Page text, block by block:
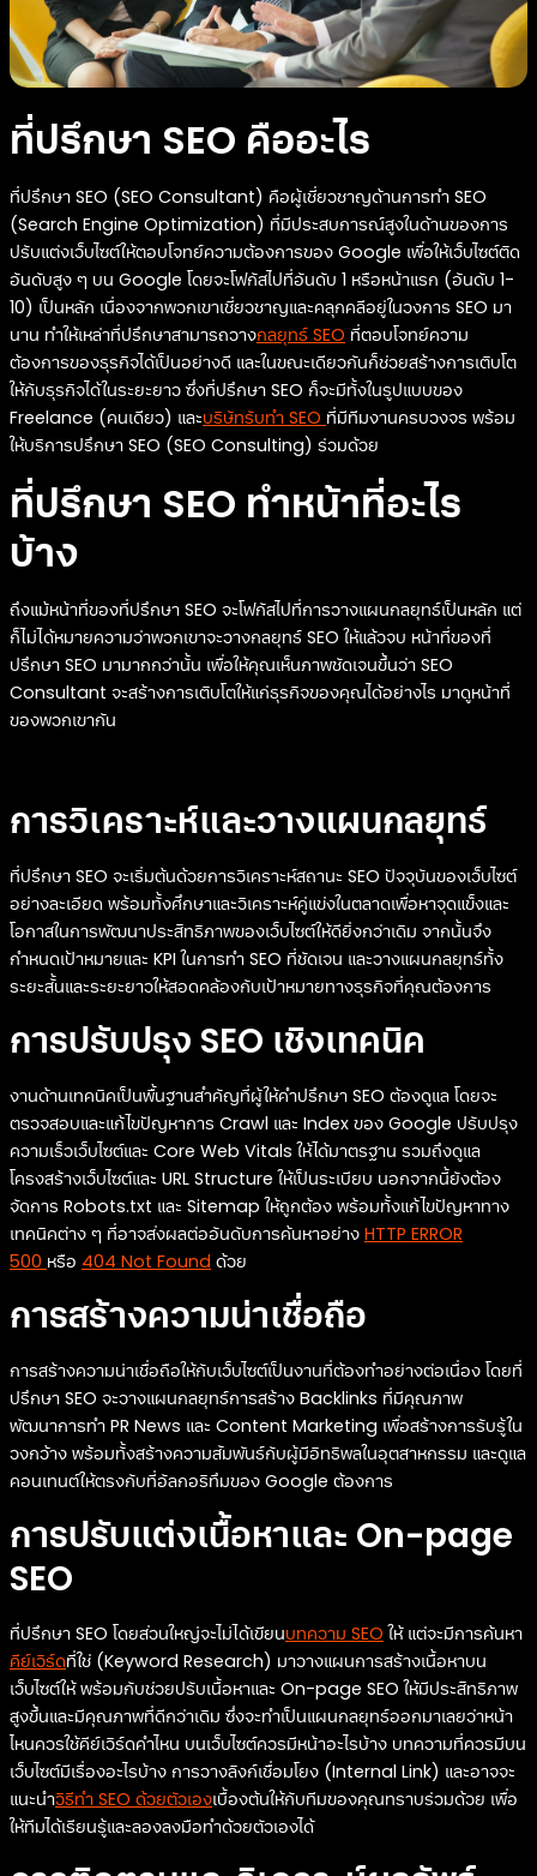
ที่ปรึกษา SEO คืออะไร
ที่ปรึกษา SEO (SEO Consultant) คือผู้เชี่ยวชาญด้านการทำ SEO
(Search Engine Optimization) ที่มีประสบการณ์สูงในด้านของการ
ปรับแต่งเว็บไซต์ให้ตอบโจทย์ความต้องการของ Google เพื่อให้เว็บไซต์ติด
อันดับสูง ๆ บน Google โดยจะโฟกัสไปที่อันดับ 1 หรือหน้าแรก (อันดับ 1-
10) เป็นหลัก เนื่องจากพวกเขาเชี่ยวชาญและคลุกคลีอยู่ในวงการ SEO มา
นาน ทำให้เหล่าที่ปรึกษาสามารถวางกลยุทธ์ SEO ที่ตอบโจทย์ความ
ต้องการของธุรกิจได้เป็นอย่างดี และในขณะเดียวกันก็ช่วยสร้างการเติบโต
ให้กับธุรกิจได้ในระยะยาว ซึ่งที่ปรึกษา SEO ก็จะมีทั้งในรูปแบบของ
Freelance (คนเดียว) และบริษัทรับทำ SEO ที่มีทีมงานครบวงจร พร้อม
ให้บริการปรึกษา SEO (SEO Consulting) ร่วมด้วย
ที่ปรึกษา SEO ทำหน้าที่อะไร
บ้าง
ถึงแม้หน้าที่ของที่ปรึกษา SEO จะโฟกัสไปที่การวางแผนกลยุทธ์เป็นหลัก แต่
ก็ไม่ได้หมายความว่าพวกเขาจะวางกลยุทธ์ SEO ให้แล้วจบ หน้าที่ของที่
ปรึกษา SEO มามากกว่านั้น เพื่อให้คุณเห็นภาพชัดเจนขึ้นว่า SEO
Consultant จะสร้างการเติบโตให้แก่ธุรกิจของคุณได้อย่างไร มาดูหน้าที่
ของพวกเขากัน
การวิเคราะห์และวางแผนกลยุทธ์
ที่ปรึกษา SEO จะเริ่มต้นด้วยการวิเคราะห์สถานะ SEO ปัจจุบันของเว็บไซต์
อย่างละเอียด พร้อมทั้งศึกษาและวิเคราะห์คู่แข่งในตลาดเพื่อหาจุดแข็งและ
โอกาสในการพัฒนาประสิทธิภาพของเว็บไซต์ให้ดียิ่งกว่าเดิม จากนั้นจึง
กำหนดเป้าหมายและ KPI ในการทำ SEO ที่ชัดเจน และวางแผนกลยุทธ์ทั้ง
ระยะสั้นและระยะยาวให้สอดคล้องกับเป้าหมายทางธุรกิจที่คุณต้องการ
การปรับปรุง SEO เชิงเทคนิค
งานด้านเทคนิคเป็นพื้นฐานสำคัญที่ผู้ให้คำปรึกษา SEO ต้องดูแล โดยจะ
ตรวจสอบและแก้ไขปัญหาการ Crawl และ Index ของ Google ปรับปรุง
ความเร็วเว็บไซต์และ Core Web Vitals ให้ได้มาตรฐาน รวมถึงดูแล
โครงสร้างเว็บไซต์และ URL Structure ให้เป็นระเบียบ นอกจากนี้ยังต้อง
จัดการ Robots.txt และ Sitemap ให้ถูกต้อง พร้อมทั้งแก้ไขปัญหาทาง
เทคนิคต่าง ๆ ที่อาจส่งผลต่ออันดับการค้นหาอย่าง HTTP ERROR
500 หรือ 404 Not Found ด้วย
การสร้างความน่าเชื่อถือ
การสร้างความน่าเชื่อถือให้กับเว็บไซต์เป็นงานที่ต้องทำอย่างต่อเนื่อง โดยที่
ปรึกษา SEO จะวางแผนกลยุทธ์การสร้าง Backlinks ที่มีคุณภาพ
พัฒนาการทำ PR News และ Content Marketing เพื่อสร้างการรับรู้ใน
วงกว้าง พร้อมทั้งสร้างความสัมพันธ์กับผู้มีอิทธิพลในอุตสาหกรรม และดูแล
คอนเทนต์ให้ตรงกับที่อัลกอริทึมของ Google ต้องการ
การปรับแต่งเนื้อหาและ On-page
SEO
ที่ปรึกษา SEO โดยส่วนใหญ่จะไม่ได้เขียนบทความ SEO ให้ แต่จะมีการค้นหา
คีย์เวิร์ดที่ใช่ (Keyword Research) มาวางแผนการสร้างเนื้อหาบน
เว็บไซต์ให้ พร้อมกับช่วยปรับเนื้อหาและ On-page SEO ให้มีประสิทธิภาพ
สูงขึ้นและมีคุณภาพที่ดีกว่าเดิม ซึ่งจะทำเป็นแผนกลยุทธ์ออกมาเลยว่าหน้า
ไหนควรใช้คีย์เวิร์ดคำไหน บนเว็บไซต์ควรมีหน้าอะไรบ้าง บทความที่ควรมีบน
เว็บไซต์มีเรื่องอะไรบ้าง การวางลิงก์เชื่อมโยง (Internal Link) และอาจจะ
แนะนำวิธีทำ SEO ด้วยตัวเองเบื้องต้นให้กับทีมของคุณทราบร่วมด้วย เพื่อ
ให้ทีมได้เรียนรู้และลองลงมือทำด้วยตัวเองได้